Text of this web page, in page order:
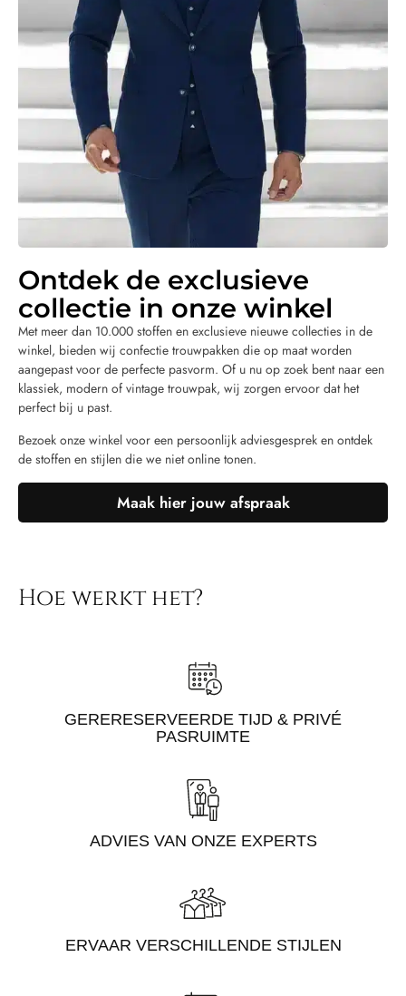
Ontdek de exclusieve
collectie in onze winkel
Met meer dan 10.000 stoffen en exclusieve nieuwe collecties in de
winkel, bieden wij confectie trouwpakken die op maat worden
aangepast voor de perfecte pasvorm. Of u nu op zoek bent naar een
klassiek, modern of vintage trouwpak, wij zorgen ervoor dat het
perfect bij u past.
Bezoek onze winkel voor een persoonlijk adviesgesprek en ontdek
de stoffen en stijlen die we niet online tonen.
Maak hier jouw afspraak
Hoe werkt het?
GERERESERVEERDE TIJD & PRIVÉ
PASRUIMTE
ADVIES VAN ONZE EXPERTS
ERVAAR VERSCHILLENDE STIJLEN